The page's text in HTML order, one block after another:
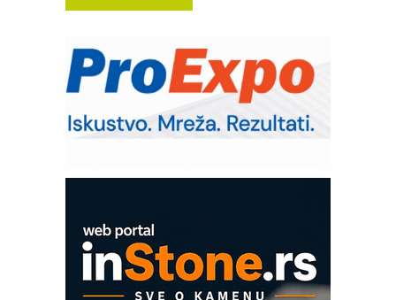
Trajna oznaka kao dugoročna korist
IB BLUMENAUER - više od 40 godina
poverenja u industriji
Art Utopia Studio – vizuelne priče
industrije i biznisa
mrežnog pretvarača sa tečnim
hlađenjem
COMBYPACK